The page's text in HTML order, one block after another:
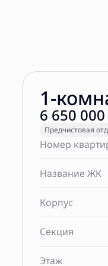
1-
6 650
Предчистовая
Номер
Название ЖК
Корпус
Секция
Этаж